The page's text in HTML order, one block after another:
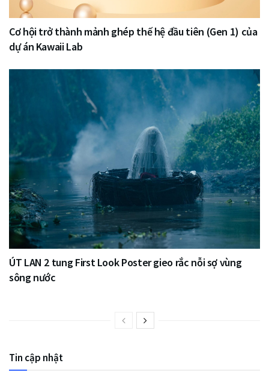
Cơ hội trở thành mảnh ghép thế hệ đầu tiên (Gen 1) của
dự án Kawaii Lab
ÚT LAN 2 tung First Look Poster gieo rắc nỗi sợ vùng
sông nước
Tin cập nhật